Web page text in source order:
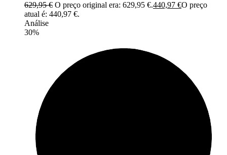
629,95€ O preço original era: 629,95 €.440,97 €O preço
atual é: 440,97 €.
Análise
30%